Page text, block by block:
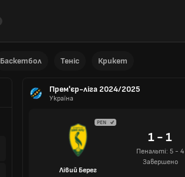
Баскетбол Теніс Крикет
Прем'єр-ліга 2024/2025
Україна
PEN
Лівий Берег
1 - 1
Пенальті: 5 - 4
Завершено